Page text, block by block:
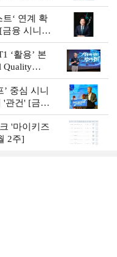
‘ 연계 확
융 시니어
‘활용’ 본
Quality
중심 시니
'관건' [금융
'마이키즈
2주]